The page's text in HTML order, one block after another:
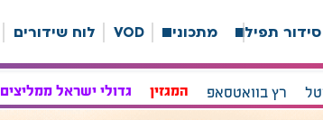
סידור תפילה מתכונים VOD לוח שידורים
רץ בוואטסאפ המגזין גדולי ישראל ממליצים